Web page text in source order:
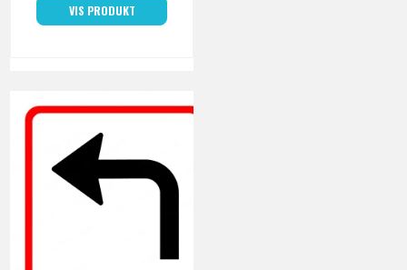
VIS PRODUKT